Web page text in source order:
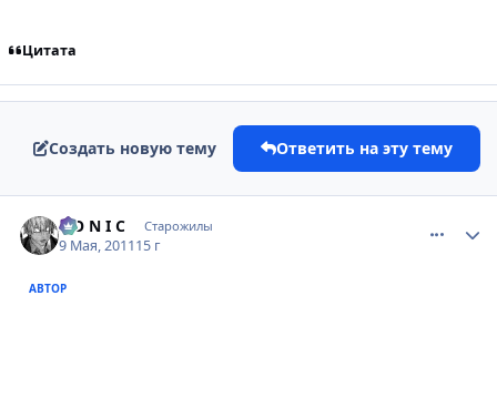
Цитата
Создать новую тему Ответить на эту тему
S O N I C Старожилы
9 Мая, 201115 г
АВТОР